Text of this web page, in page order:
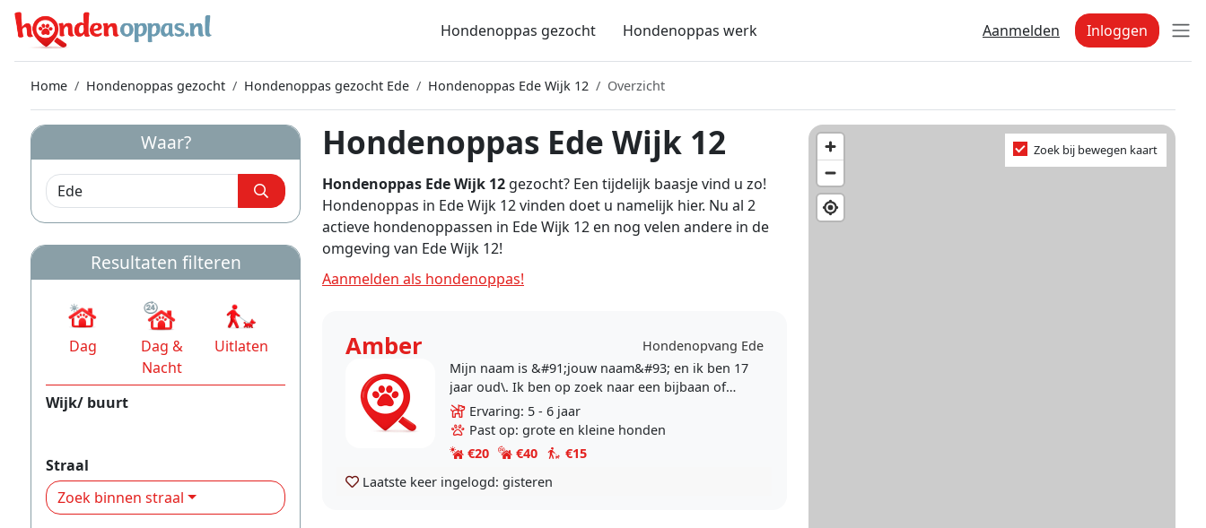
Hondenoppas gezocht Hondenoppas werk Aanmelden Inloggen
Home Hondenoppas gezocht Hondenoppas gezocht Ede Hondenoppas Ede Wijk 12 Overzicht
Hondenoppas Ede Wijk 12
Hondenoppas Ede Wijk 12 gezocht? Een tijdelijk baasje vind u zo!
Hondenoppas in Ede Wijk 12 vinden doet u namelijk hier. Nu al 2
actieve hondenoppassen in Ede Wijk 12 en nog velen andere in de
omgeving van Ede Wijk 12!
Aanmelden als hondenoppas!
Amber
Hondenopvang Ede
Mijn naam is &#91;jouw naam&#93; en ik ben 17
jaar oud\. Ik ben op zoek naar een bijbaan of
stage waarbij ik met dieren kan werken\.
Dieren..
Ervaring: 5 - 6 jaar
Past op: grote en kleine honden
€20
€40
€15
Laatste keer ingelogd: gisteren
Zoek bij bewegen kaart
Waar?
Resultaten filteren
Dag
Dag &
Nacht
Uitlaten
Wijk/ buurt
Straal
Zoek binnen straal